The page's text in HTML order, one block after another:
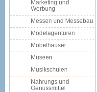
Marketing und
Werbung
Messen und Messebau
Modelagenturen
Möbelhäuser
Museen
Musikschulen
Nahrungs und
Genussmittel